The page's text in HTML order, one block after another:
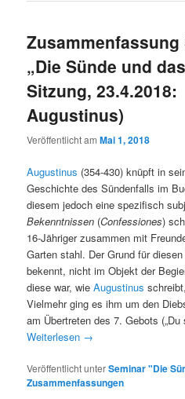
Zusammenfassung
„Die Sünde und
Sitzung, 23.4.2018:
Augustinus)
Veröffentlicht amMai 1, 2018
Augustinus (354-430) knüpft in
Geschichte des Sündenfalls im
diesem jedoch eine spezifisch
Bekenntnissen (Confessiones)
16-Jähriger zusammen mit
Garten stahl. Der Grund für
bekennt, nicht im Objekt der
diese war, wieAugustinus
Vielmehr ging es ihm um den
am Übertreten des 7. Gebots
Weiterlesen →
Veröffentlicht unterSeminar "Die
Zusammenfassungen